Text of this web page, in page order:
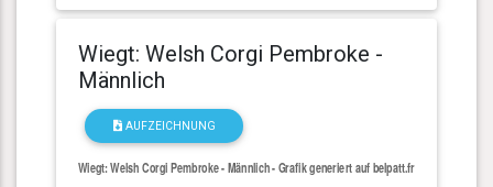
Wiegt: Welsh Corgi Pembroke -
Männlich
AUFZEICHNUNG